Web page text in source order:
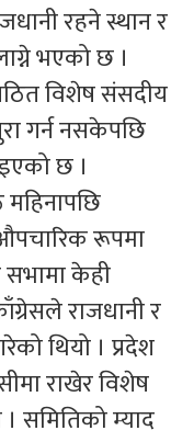
रहने स्थान र
भएको छ ।
विशेष संसदीय
गर्न नसकेपछि
छ ।
रूपमा
सभामा केही
राजधानी र
थियो । प्रदेश
राखेर विशेष
समितिको म्याद